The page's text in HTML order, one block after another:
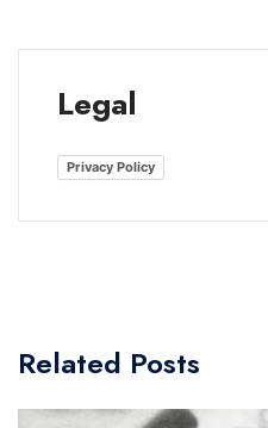
Legal
Privacy Policy
Related Posts